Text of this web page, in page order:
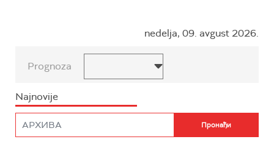
nedelja, 09. avgust 2026.
Prognoza
Najnovije